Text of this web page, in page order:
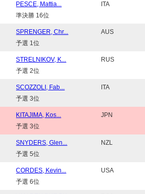
PESCE, Mattia...
準決勝 16位
ITA
SPRENGER, Chr...
予選 1位
AUS
STRELNIKOV, K...
予選 2位
RUS
SCOZZOLI, Fab...
予選 3位
ITA
KITAJIMA, Kos...
予選 3位
JPN
SNYDERS, Glen...
予選 5位
NZL
CORDES, Kevin...
予選 6位
USA